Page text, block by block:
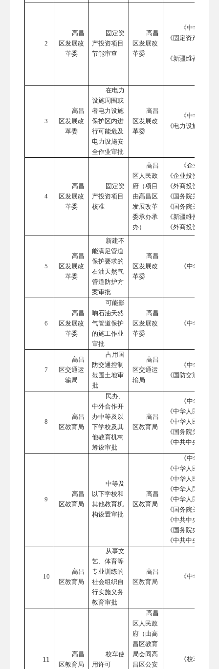
2
高昌
区发展改
革委
固定资
产投资项目
节能审查
高昌
区发展改
革委
《中华人民
《固定资产投资
《新疆维吾尔自
3
高昌
区发展改
革委
在电力
设施周围或
者电力设施
保护区内进
行可能危及
电力设施安
全作业审批
高昌
区发展改
革委
《中华人民
《电力设施保护
4
高昌
区发展改
革委
固定资
产投资项目
核准
高昌
区人民政
府（项目
由高昌区
发展改革
委承办承
办）
《企业投资
《企业投资项目
《外商投资项目
《国务院关于投
《国务院关于发
《新疆维吾尔自
《外商投资准入
5
高昌
区发展改
革委
新建不
能满足管道
保护要求的
石油天然气
管道防护方
案审批
高昌
区发展改
革委
《中华人民
6
高昌
区发展改
革委
可能影
响石油天然
气管道保护
的施工作业
审批
高昌
区发展改
革委
《中华人民
7
高昌
区交通运
输局
占用国
防交通控制
范围土地审
批
高昌
区交通运
输局
《中华人民
《国防交通条例》
8
高昌
区教育局
民办、
中外合作开
办中等及以
下学校及其
他教育机构
筹设审批
高昌
区教育局
《中华人民
《中华人民共和
《中华人民共和
《国务院关于当
《中共中央
9
高昌
区教育局
中等及
以下学校和
其他教育机
构设置审批
高昌
区教育局
《中华人民
《中华人民共和
《中华人民共和
《中华人民共和
《中华人民共和
《国务院关于当
《中共中央
《国务院办公厅
《中共中央办公厅
10
高昌
区教育局
从事文
艺、体育等
专业训练的
社会组织自
行实施义务
教育审批
高昌
区教育局
《中华人民
11
高昌
区教育局
校车使
用许可
高昌
区人民政
府（由高
昌区教育
局会同高
昌区公安
《校车安全